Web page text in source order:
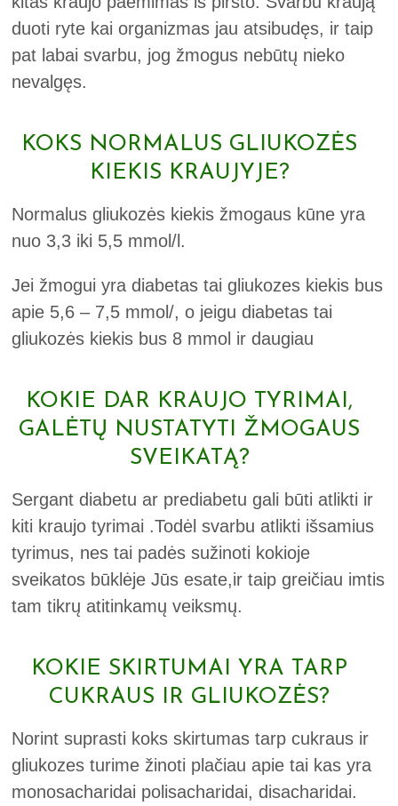
duoti ryte kai organizmas jau atsibudęs, ir taip
pat labai svarbu, jog žmogus nebūtų nieko
nevalgęs.
KOKS NORMALUS GLIUKOZĖS
KIEKIS KRAUJYJE?
Normalus gliukozės kiekis žmogaus kūne yra
nuo 3,3 iki 5,5 mmol/l.
Jei žmogui yra diabetas tai gliukozes kiekis bus
apie 5,6 – 7,5 mmol/, o jeigu diabetas tai
gliukozės kiekis bus 8 mmol ir daugiau
KOKIE DAR KRAUJO TYRIMAI,
GALĖTŲ NUSTATYTI ŽMOGAUS
SVEIKATĄ?
Sergant diabetu ar prediabetu gali būti atlikti ir
kiti kraujo tyrimai .Todėl svarbu atlikti išsamius
tyrimus, nes tai padės sužinoti kokioje
sveikatos būklėje Jūs esate,ir taip greičiau imtis
tam tikrų atitinkamų veiksmų.
KOKIE SKIRTUMAI YRA TARP
CUKRAUS IR GLIUKOZĖS?
Norint suprasti koks skirtumas tarp cukraus ir
gliukozes turime žinoti plačiau apie tai kas yra
monosacharidai polisacharidai, disacharidai.